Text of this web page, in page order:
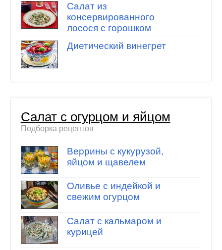
Салат из
консервированного
лосося с горошком
Диетический винегрет
Салат с огурцом и яйцом
Подборка рецептов
Веррины с кукурузой,
яйцом и щавелем
Оливье с индейкой и
свежим огурцом
Салат с кальмаром и
курицей